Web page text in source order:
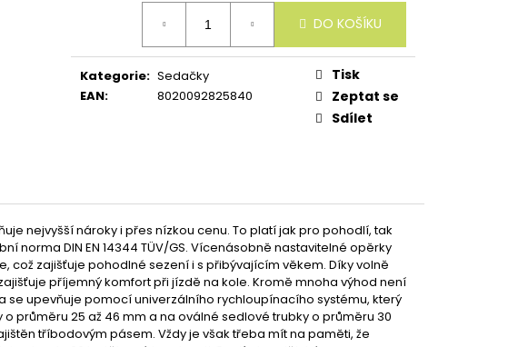
DO KOŠÍKU
Kategorie: Sedačky
EAN: 8020092825840
Tisk
Zeptat se
Sdílet
nejvyšší nároky i přes nízkou cenu. To platí jak pro pohodlí, tak
norma DIN EN 14344 TÜV/GS. Vícenásobně nastavitelné opěrky
což zajišťuje pohodlné sezení i s přibývajícím věkem. Díky volně
příjemný komfort při jízdě na kole. Kromě mnoha výhod není
upevňuje pomocí univerzálního rychloupínacího systému, který
průměru 25 až 46 mm a na oválné sedlové trubky o průměru 30
tříbodovým pásem. Vždy je však třeba mít na paměti, že